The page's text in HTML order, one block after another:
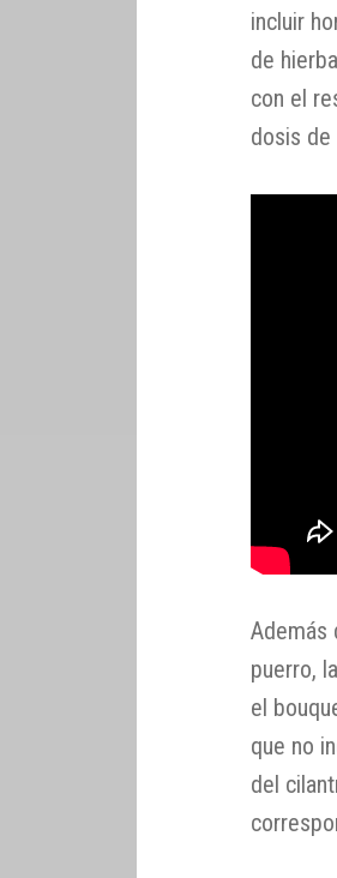
incluir
de
con el
dosis de
Además
puerro,
el
que no
del